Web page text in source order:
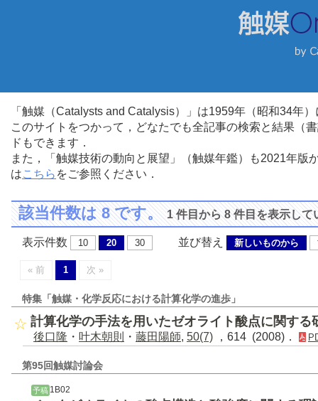
「触媒（Catalysts and Catalysis）」は1959年（昭和34年
このサイトをつかって，どなたでも全記事の検索と結果（
ドもできます．
また，「触媒技術の動向と展望」（触媒年鑑）も2021年
はこちら をご参照ください．
該当件数は 8 です。1 件目から 8 件目を表示して
表示件数 10 20 30 並び替え 新しいものから
« 前 1 次 »
特集「触媒・化学反応における計算化学の進歩」
計算化学の手法を用いたゼオライト酸点に関する
後口隆 ・ 叶木朝則 ・ 藤田陽師, 50(7) ，614 (2008)．
第95回触媒討論会
予稿 1B02